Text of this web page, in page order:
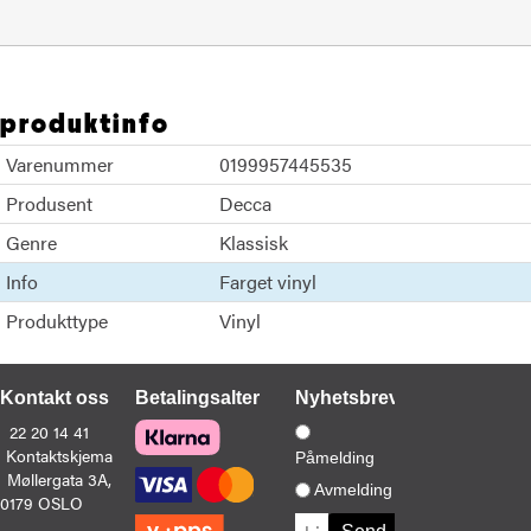
produktinfo
Varenummer
0199957445535
Produsent
Decca
Genre
Klassisk
Info
Farget vinyl
Produkttype
Vinyl
Kontakt oss
22 20 14 41
Kontaktskjema
Møllergata 3A,
0179 OSLO
BetalingsalternativerNyhetsbrev
Påmelding
Avmelding